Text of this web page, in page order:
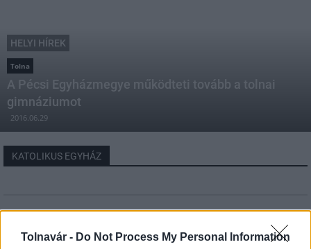
Tolnavár - Do Not Process My Personal Information
HELYI HÍREK
Tolna
A Pécsi Egyházmegye működteti tovább a tolnai
gimnáziumot
2016.06.29
KATOLIKUS EGYHÁZ